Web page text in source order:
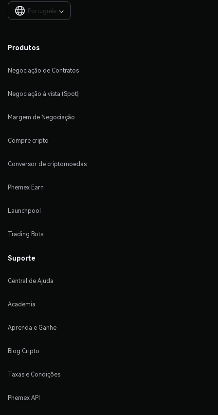
Português 
Produtos
Negociação de Contratos
Negociação à vista (Spot)
Margem de Negociação
Compre cripto
Conversor de criptomoedas
Phemex Earn
Launchpool
Trading Bots
Suporte
Central de Ajuda
Academia
Aprenda e Ganhe
Blog Cripto
Taxas e Condições
Phemex API